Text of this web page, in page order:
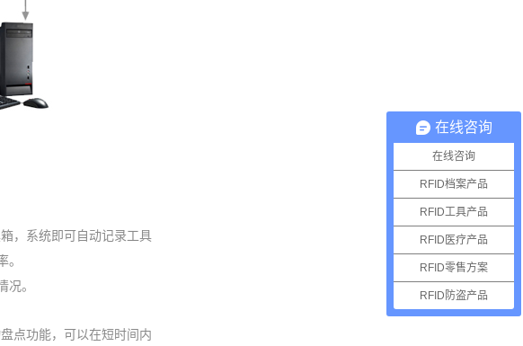
，系统即可自动记录工具
。
点功能，可以在短时间内
在线咨询
在线咨询
RFID档案产品
RFID工具产品
RFID医疗产品
RFID零售方案
RFID防盗产品